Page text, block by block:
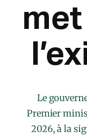
Le
Premier
2026, à la